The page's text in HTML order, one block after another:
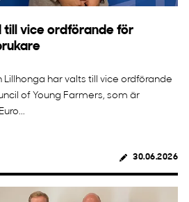
till vice ordförande för
Lillhonga har valts till vice ordförande
of Young Farmers, som är
30.06.2026